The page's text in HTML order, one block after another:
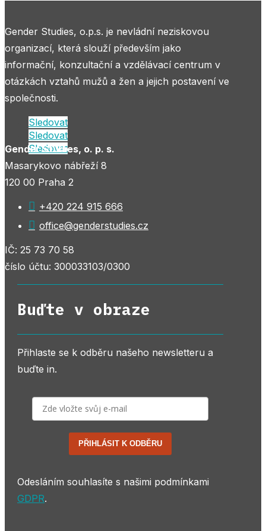
Gender Studies, o.p.s. je nevládní neziskovou
organizací, která slouží především jako
informační, konzultační a vzdělávací centrum v
otázkách vztahů mužů a žen a jejich postavení ve
společnosti.
Sledovat
Sledovat
Sledovat
Gender Studies, o. p. s.
Masarykovo nábřeží 8
120 00 Praha 2
 +420 224 915 666
 office@genderstudies.cz
IČ: 25 73 70 58
číslo účtu: 300033103/0300
Buďte v obraze
Přihlaste se k odběru našeho newsletteru a
buďte in.
PŘIHLÁSIT K ODBĚRU
Odesláním souhlasíte s našimi podmínkami
GDPR.